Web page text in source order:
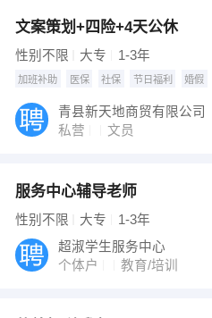
文案策划+四险+4天公休
性别不限 大专 1-3年
加班补助 医保 社保 节日福利 婚假
青县新天地商贸有限公司
私营
文员
服务中心辅导老师
性别不限 大专 1-3年
超淑学生服务中心
个体户
教育/培训